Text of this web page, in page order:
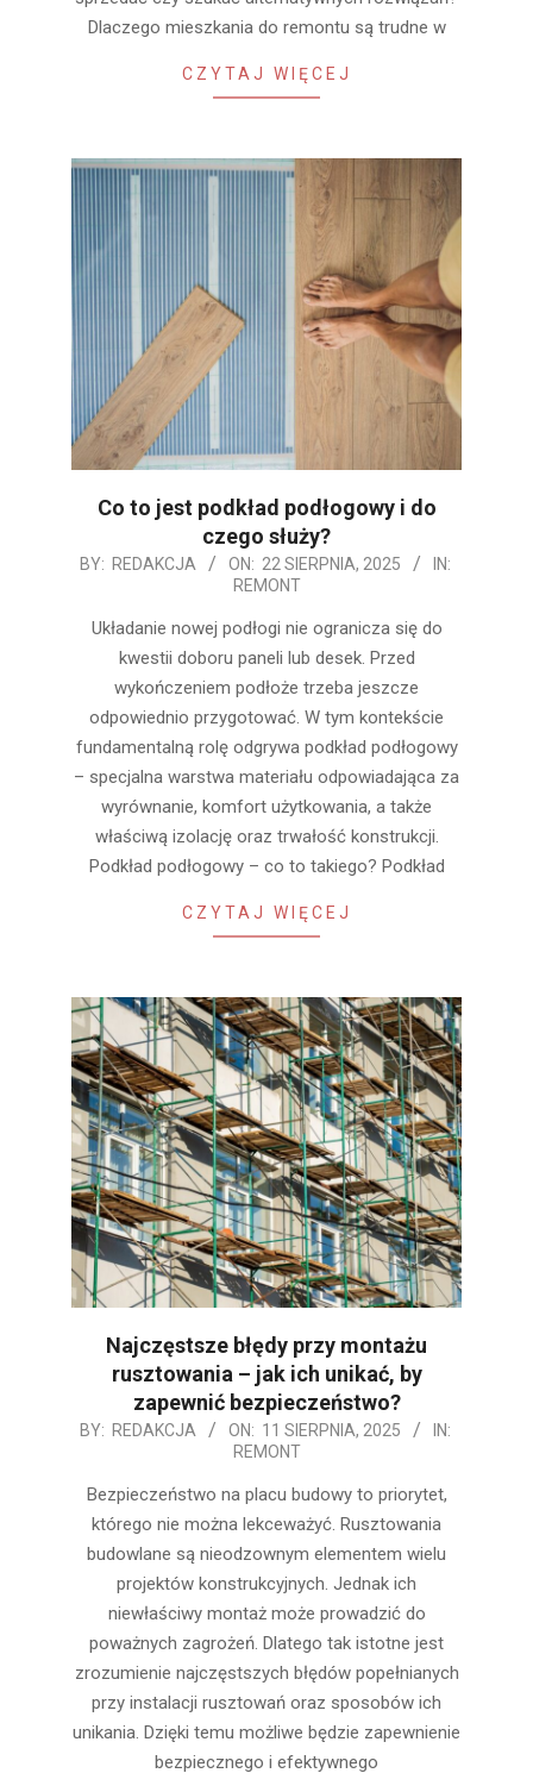
Dlaczego mieszkania do remontu są trudne w
CZYTAJ WIĘCEJ
Co to jest podkład podłogowy i do
czego służy?
2025-
BY: REDAKCJA ON: 22 SIERPNIA, 2025
IN:
REMONT
Układanie nowej podłogi nie ogranicza się do
kwestii doboru paneli lub desek. Przed
wykończeniem podłoże trzeba jeszcze
odpowiednio przygotować. W tym kontekście
fundamentalną rolę odgrywa podkład podłogowy
– specjalna warstwa materiału odpowiadająca za
wyrównanie, komfort użytkowania, a także
właściwą izolację oraz trwałość konstrukcji.
Podkład podłogowy – co to takiego? Podkład
CZYTAJ WIĘCEJ
Najczęstsze błędy przy montażu
rusztowania – jak ich unikać, by
zapewnić bezpieczeństwo?
2025-
11
BY: REDAKCJA ON: 11 SIERPNIA, 2025
IN:
REMONT
Bezpieczeństwo na placu budowy to priorytet,
którego nie można lekceważyć. Rusztowania
budowlane są nieodzownym elementem wielu
projektów konstrukcyjnych. Jednak ich
niewłaściwy montaż może prowadzić do
poważnych zagrożeń. Dlatego tak istotne jest
zrozumienie najczęstszych błędów popełnianych
przy instalacji rusztowań oraz sposobów ich
unikania. Dzięki temu możliwe będzie zapewnienie
bezpiecznego i efektywnego